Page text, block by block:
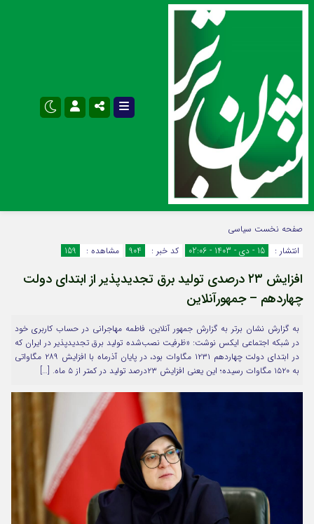
اینستاگرام
سروش
ایتا
آپارات
اپلیکیشن رمز عبور
مرا به خاطر بسپار
Forget Password
صفحه نخست سیاسی
انتشار :
15 - دی - 1403 - 02:06 کد خبر : 904 مشاهده : 159
افزایش ۲۳ درصدی تولید برق تجدیدپذیر از ابتدای دولت
چهاردهم – جمهورآنلاین
به گزارش نشان برتر به گزارش جمهور آنلاین، فاطمه مهاجرانی در حساب کاربری خود
در شبکه اجتماعی ایکس نوشت: «‏ظرفیت نصب‌شده تولید برق تجدیدپذیر در ایران که
در ابتدای دولت چهاردهم ۱۲۳۱ مگاوات بود، در پایان آذرماه با افزایش ۲۸۹ مگاواتی
به ۱۵۲۰ مگاوات رسیده؛ این یعنی افزایش ۲۳درصد تولید در کمتر از ۵ ماه. […]